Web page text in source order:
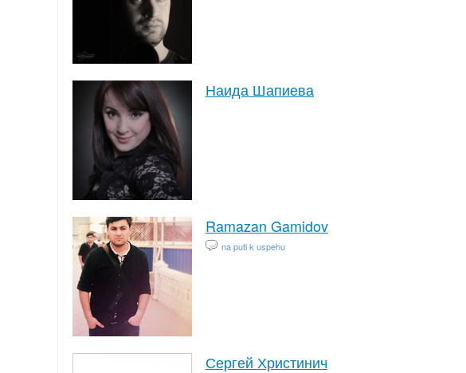
Наида Шапиева
Ramazan Gamidov
na puti k uspehu
Сергей Христинич